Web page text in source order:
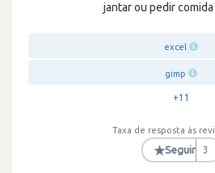
jantar ou pedir comida
excel
gimp
+11
Taxa de resposta às
★Seguir 3